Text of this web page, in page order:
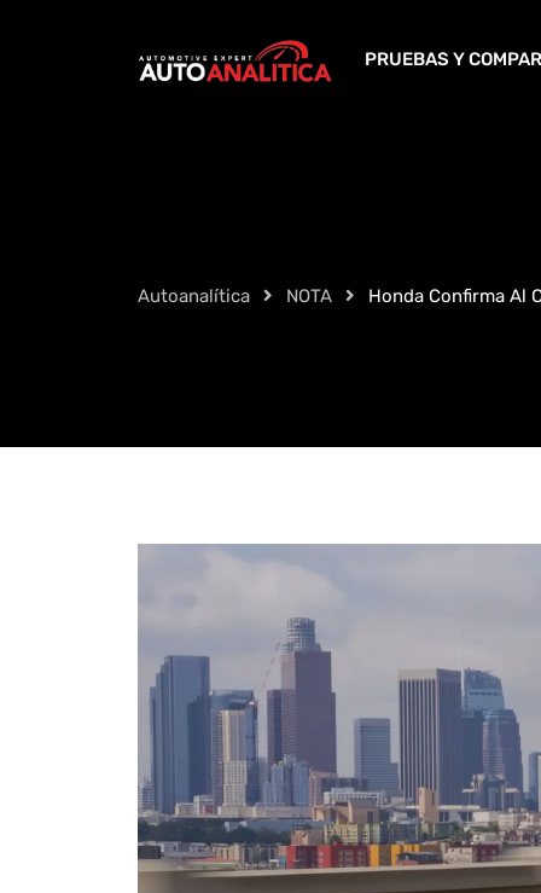
PRUEBAS Y
Autoanalítica NOTA Honda Confirma Al